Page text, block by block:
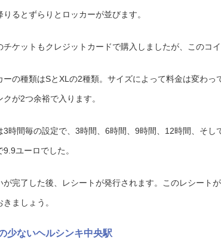
りるとずらりとロッカーが並びます。
チケットもクレジットカードで購入しましたが、このコ
ーの種類はSとXLの2種類。サイズによって料金は変わ
クが2つ余裕で入ります。
3時間毎の設定で、3時間、6時間、9時間、12時間、そ
9.9ユーロでした。
が完了した後、レシートが発行されます。このレシート
きましょう。
少ないヘルシンキ中央駅